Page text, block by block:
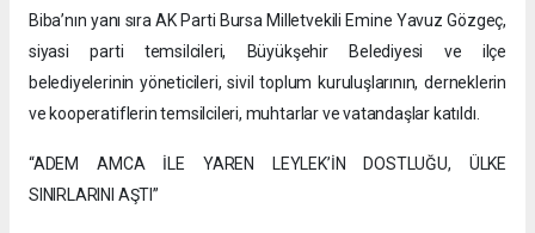
Biba’nın yanı sıra AK Parti Bursa Milletvekili Emine Yavuz Gözgeç,
siyasi parti temsilcileri, Büyükşehir Belediyesi ve ilçe
belediyelerinin yöneticileri, sivil toplum kuruluşlarının, derneklerin
ve kooperatiflerin temsilcileri, muhtarlar ve vatandaşlar katıldı.
“ADEM AMCA İLE YAREN LEYLEK’İN DOSTLUĞU, ÜLKE
SINIRLARINI AŞTI”